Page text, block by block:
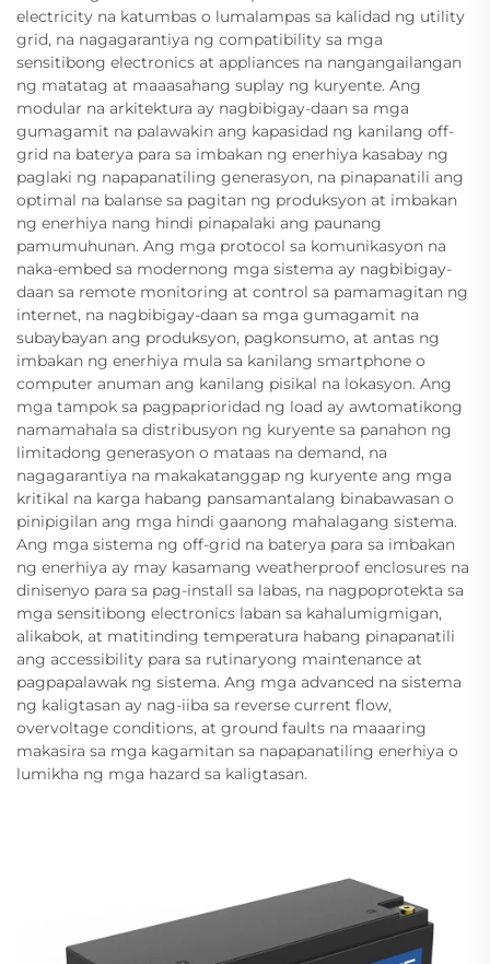
electricity na katumbas o lumalampas sa kalidad ng utility
grid, na nagagarantiya ng compatibility sa mga
sensitibong electronics at appliances na nangangailangan
ng matatag at maaasahang suplay ng kuryente. Ang
modular na arkitektura ay nagbibigay-daan sa mga
gumagamit na palawakin ang kapasidad ng kanilang off-
grid na baterya para sa imbakan ng enerhiya kasabay ng
paglaki ng napapanatiling generasyon, na pinapanatili ang
optimal na balanse sa pagitan ng produksyon at imbakan
ng enerhiya nang hindi pinapalaki ang paunang
pamumuhunan. Ang mga protocol sa komunikasyon na
naka-embed sa modernong mga sistema ay nagbibigay-
daan sa remote monitoring at control sa pamamagitan ng
internet, na nagbibigay-daan sa mga gumagamit na
subaybayan ang produksyon, pagkonsumo, at antas ng
imbakan ng enerhiya mula sa kanilang smartphone o
computer anuman ang kanilang pisikal na lokasyon. Ang
mga tampok sa pagpaprioridad ng load ay awtomatikong
namamahala sa distribusyon ng kuryente sa panahon ng
limitadong generasyon o mataas na demand, na
nagagarantiya na makakatanggap ng kuryente ang mga
kritikal na karga habang pansamantalang binabawasan o
pinipigilan ang mga hindi gaanong mahalagang sistema.
Ang mga sistema ng off-grid na baterya para sa imbakan
ng enerhiya ay may kasamang weatherproof enclosures na
dinisenyo para sa pag-install sa labas, na nagpoprotekta sa
mga sensitibong electronics laban sa kahalumigmigan,
alikabok, at matitinding temperatura habang pinapanatili
ang accessibility para sa rutinaryong maintenance at
pagpapalawak ng sistema. Ang mga advanced na sistema
ng kaligtasan ay nag-iiba sa reverse current flow,
overvoltage conditions, at ground faults na maaaring
makasira sa mga kagamitan sa napapanatiling enerhiya o
lumikha ng mga hazard sa kaligtasan.